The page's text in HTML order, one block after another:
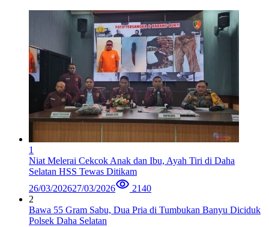
1
Niat Melerai Cekcok Anak dan Ibu, Ayah Tiri di Daha
Selatan HSS Tewas Ditikam
26/03/202627/03/2026
2140
2
Bawa 55 Gram Sabu, Dua Pria di Tumbukan Banyu Diciduk
Polsek Daha Selatan